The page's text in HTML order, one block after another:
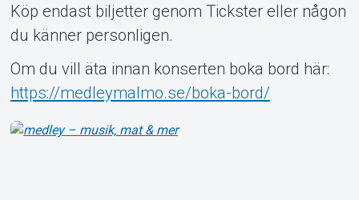
Köp endast biljetter genom Tickster eller någon
du känner personligen.
Om du vill äta innan konserten boka bord här:
https://medleymalmo.se/boka-bord/